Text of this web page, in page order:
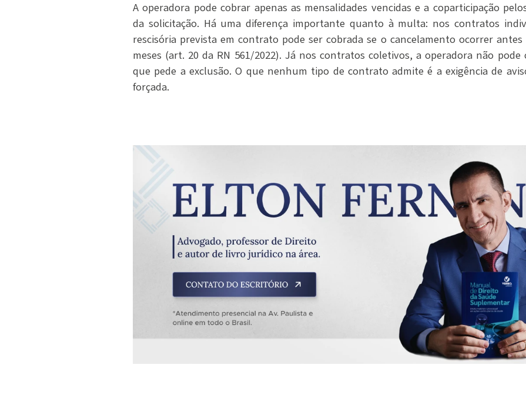
A operadora pode cobrar apenas as mensalidades vencidas e a coparticipação
da solicitação. Há uma diferença importante quanto à multa: nos contratos
rescisória prevista em contrato pode ser cobrada se o cancelamento ocorrer
meses (art. 20 da RN 561/2022). Já nos contratos coletivos, a operadora não
que pede a exclusão. O que nenhum tipo de contrato admite é a exigência de
forçada.